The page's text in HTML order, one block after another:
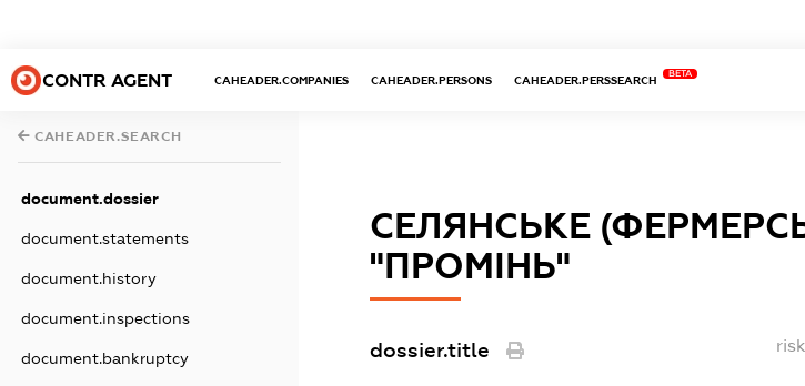
CONTR AGENT CAHEADER.COMPANIES CAHEADER.PERSONS CAHEADER.PERSSEARCH
BETA
CAHEADER.SEARCH
document.dossier
document.statements
document.history
document.inspections
document.bankruptcy
СЕЛЯНСЬКЕ
"ПРОМІНЬ"
dossier.title